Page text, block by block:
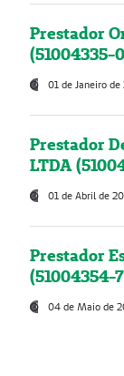
Prestador
(51004335-
01 de Janeiro de
Prestador
LTDA
01 de Abril de
Prestador
(51004354-
04 de Maio de